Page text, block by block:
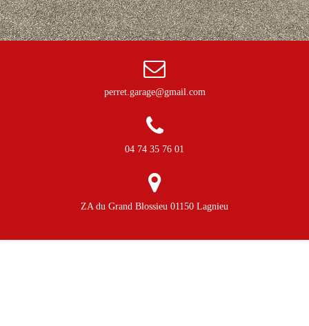
perret.garage@gmail.com
04 74 35 76 01
ZA du Grand Blossieu 01150 Lagnieu